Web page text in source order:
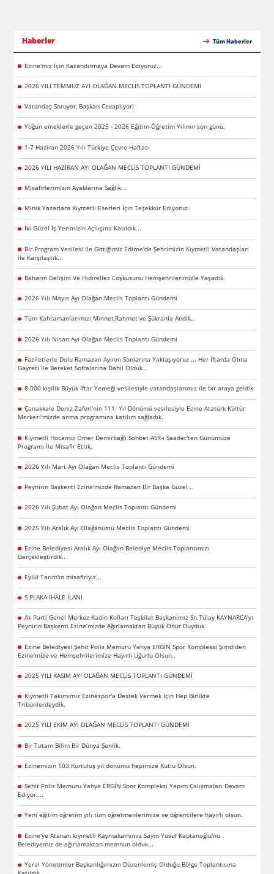
Haberler Tüm Haberler
Ezine'miz İçin Kazandırmaya Devam Ediyoruz...
2026 YILI TEMMUZ AYI OLAĞAN MECLİS TOPLANTI GÜNDEMİ
Vatandaş Soruyor, Başkan Cevaplıyor!
Yoğun emeklerle geçen 2025 - 2026 Eğitim-Öğretim Yılının son günü.
1-7 Haziran 2026 Yılı Türkiye Çevre Haftası
2026 YILI HAZİRAN AYI OLAĞAN MECLİS TOPLANTI GÜNDEMİ
Misafirlerimizin Ayaklarına Sağlık...
Minik Yazarlara Kıymetli Eserleri İçin Teşekkür Ediyoruz.
İki Güzel İş Yerimizin Açılışına Katıldık...
Bir Program Vesilesi İle Gittiğimiz Edirne'de Şehrimizin Kıymetli Vatandaşları
ile Karşılaştık...
Baharın Gelişini Ve Hıdırellez Coşkusunu Hemşehrilerimizle Yaşadık.
2026 Yılı Mayıs Ayı Olağan Meclis Toplantı Gündemi
Tüm Kahramanlarımızı Minnet,Rahmet ve Şükranla Andık..
2026 Yılı Nisan Ayı Olağan Meclis Toplantı Gündemi
Faziletlerle Dolu Ramazan Ayının Sonlarına Yaklaşıyoruz ... Her İftarda Olma
Gayreti İle Bereket Sofralarına Dahil Olduk .
8.000 kişilik Büyük İftar Yemeği vesilesiyle vatandaşlarımız ile bir araya geldik.
Çanakkale Deniz Zaferi'nin 111. Yıl Dönümü vesilesiyle Ezine Atatürk Kültür
Merkezi'mizde anma programına katılım sağladık.
Kıymetli Hocamız Ömer Demirbağ'ı Sohbet ASR-ı Saadet'ten Günümüze
Programı İle Misafir Ettik.
2026 Yılı Mart Ayı Olağan Meclis Toplantı Gündemi
Peynirin Başkenti Ezine’mizde Ramazan Bir Başka Güzel ..
2026 Yılı Şubat Ayı Olağan Meclis Toplantı Gündemi
2025 Yılı Aralık Ayı Olağanüstü Meclis Toplantı Gündemi
Ezine Belediyesi Aralık Ayı Olağan Belediye Meclis Toplantımızı
Gerçekleştirdik..
Eylül Tarım'ın misafiriyiz...
S PLAKA İHALE İLANI
Ak Parti Genel Merkez Kadın Kolları Teşkilat Başkanımız Sn.Tülay KAYNARCA’yı
Peynirin Başkenti Ezine’mizde Ağırlamaktan Büyük Onur Duyduk.
Ezine Belediyesi Şehit Polis Memuru Yahya ERGİN Spor Kompleksi Şimdiden
Ezine’mize ve Hemşehrilerimize Hayırlı Uğurlu Olsun..
2025 YILI KASIM AYI OLAĞAN MECLİS TOPLANTI GÜNDEMİ
Kıymetli Takımımız Ezinespor'a Destek Vermek İçin Hep Birlikte
Tribünlerdeydik.
2025 YILI EKİM AYI OLAĞAN MECLİS TOPLANTI GÜNDEMİ
Bir Tutam Bilim Bir Dünya Şenlik.
Ezinemizin 103.Kurtuluş yıl dönümü hepimize Kutlu Olsun.
Şehit Polis Memuru Yahya ERGİN Spor Kompleksi Yapım Çalışmaları Devam
Ediyor....
Yeni eğitim öğretim yılı tüm öğretmenlerimize ve öğrencilere hayırlı olsun.
Ezine'ye Atanan kıymetli Kaymakamımız Sayın Yusuf Kaptanoğlu'nu
Belediyemiz de ağırlamaktan memnun olduk...
Yerel Yönetimler Başkanlığımızın Düzenlemiş Olduğu Bölge Toplantısına